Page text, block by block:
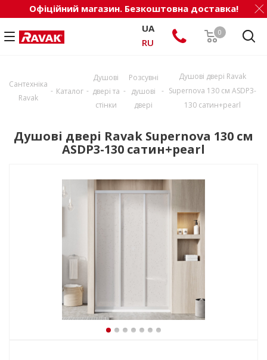
Офіційний магазин. Безкоштовна доставка!
0
UA
RU
Сантехніка
Ravak
- Каталог -
Душові
двері та
стінки
-
Розсувні
душові
двері
-
Душові двері Ravak
Supernova 130 см ASDP3-
130 сатин+pearl
Душові двері Ravak Supernova 130 см
ASDP3-130 сатин+pearl